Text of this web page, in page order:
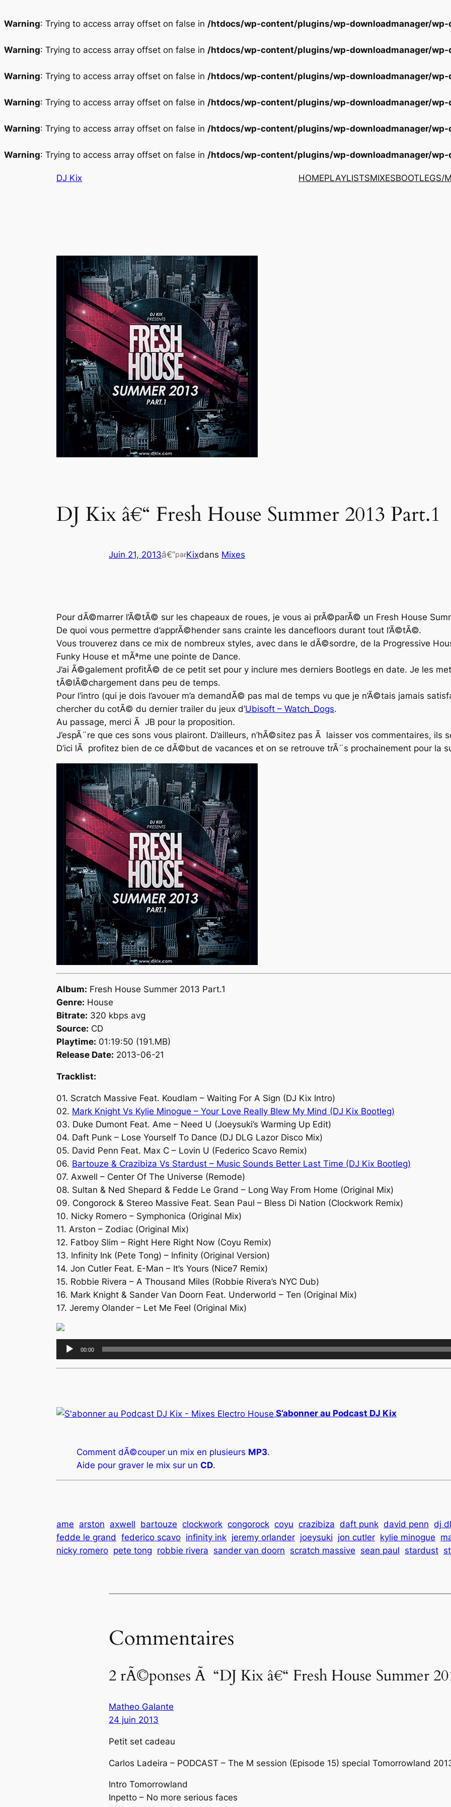
Warning: Trying to access array offset on false in /htdocs/wp-content/plugins/wp-downloadmanager/wp-
Warning: Trying to access array offset on false in /htdocs/wp-content/plugins/wp-downloadmanager/wp-
Warning: Trying to access array offset on false in /htdocs/wp-content/plugins/wp-downloadmanager/wp-
Warning: Trying to access array offset on false in /htdocs/wp-content/plugins/wp-downloadmanager/wp-
Warning: Trying to access array offset on false in /htdocs/wp-content/plugins/wp-downloadmanager/wp-
Warning: Trying to access array offset on false in /htdocs/wp-content/plugins/wp-downloadmanager/wp-
DJ Kix HOMEPLAYLISTSMIXESBOOTLEGS/
DJ Kix â€“ Fresh House Summer 2013 Part.1
Juin 21, 2013â€”parKixdans Mixes
Pour dÃ©marrer l’Ã©tÃ© sur les chapeaux de roues, je vous ai prÃ©parÃ© un Fresh House
De quoi vous permettre d’apprÃ©hender sans crainte les dancefloors durant tout l’Ã©tÃ©.
Vous trouverez dans ce mix de nombreux styles, avec dans le dÃ©sordre, de la Progressive
Funky House et mÃªme une pointe de Dance.
J’ai Ã©galement profitÃ© de ce petit set pour y inclure mes derniers Bootlegs en date. Je les
tÃ©lÃ©chargement dans peu de temps.
Pour l’intro (qui je dois l’avouer m’a demandÃ© pas mal de temps vu que je n’Ã©tais jamais
chercher du cotÃ© du dernier trailer du jeux d’Ubisoft – Watch_Dogs.
Au passage, merci Ã JB pour la proposition.
J’espÃ¨re que ces sons vous plairont. D’ailleurs, n’hÃ©sitez pas Ã laisser vos commentaires, ils
D’ici lÃ profitez bien de ce dÃ©but de vacances et on se retrouve trÃ¨s prochainement pour la
Album: Fresh House Summer 2013 Part.1
Genre: House
Bitrate: 320 kbps avg
Source: CD
Playtime: 01:19:50 (191.MB)
Release Date: 2013-06-21
Tracklist:
01. Scratch Massive Feat. Koudlam – Waiting For A Sign (DJ Kix Intro)
02. Mark Knight Vs Kylie Minogue – Your Love Really Blew My Mind (DJ Kix Bootleg)
03. Duke Dumont Feat. Ame – Need U (Joeysuki’s Warming Up Edit)
04. Daft Punk – Lose Yourself To Dance (DJ DLG Lazor Disco Mix)
05. David Penn Feat. Max C – Lovin U (Federico Scavo Remix)
06. Bartouze & Crazibiza Vs Stardust – Music Sounds Better Last Time (DJ Kix Bootleg)
07. Axwell – Center Of The Universe (Remode)
08. Sultan & Ned Shepard & Fedde Le Grand – Long Way From Home (Original Mix)
09. Congorock & Stereo Massive Feat. Sean Paul – Bless Di Nation (Clockwork Remix)
10. Nicky Romero – Symphonica (Original Mix)
11. Arston – Zodiac (Original Mix)
12. Fatboy Slim – Right Here Right Now (Coyu Remix)
13. Infinity Ink (Pete Tong) – Infinity (Original Version)
14. Jon Cutler Feat. E-Man – It’s Yours (Nice7 Remix)
15. Robbie Rivera – A Thousand Miles (Robbie Rivera’s NYC Dub)
16. Mark Knight & Sander Van Doorn Feat. Underworld – Ten (Original Mix)
17. Jeremy Olander – Let Me Feel (Original Mix)
Lecteur
audio
00:00
S’abonner au Podcast DJ Kix
Comment dÃ©couper un mix en plusieurs MP3.
Aide pour graver le mix sur un CD.
ame arston axwell bartouze clockwork congorock coyu crazibiza daft punk david penn dj
fedde le grand federico scavo infinity ink jeremy orlander joeysuki jon cutler kylie minogue
nicky romero pete tong robbie rivera sander van doorn scratch massive sean paul stardust
Commentaires
2 rÃ©ponses Ã “DJ Kix â€“ Fresh House Summer
Matheo Galante
24 juin 2013
Petit set cadeau
Carlos Ladeira – PODCAST – The M session (Episode 15) special Tomorrowland
Intro Tomorrowland
Inpetto – No more serious faces